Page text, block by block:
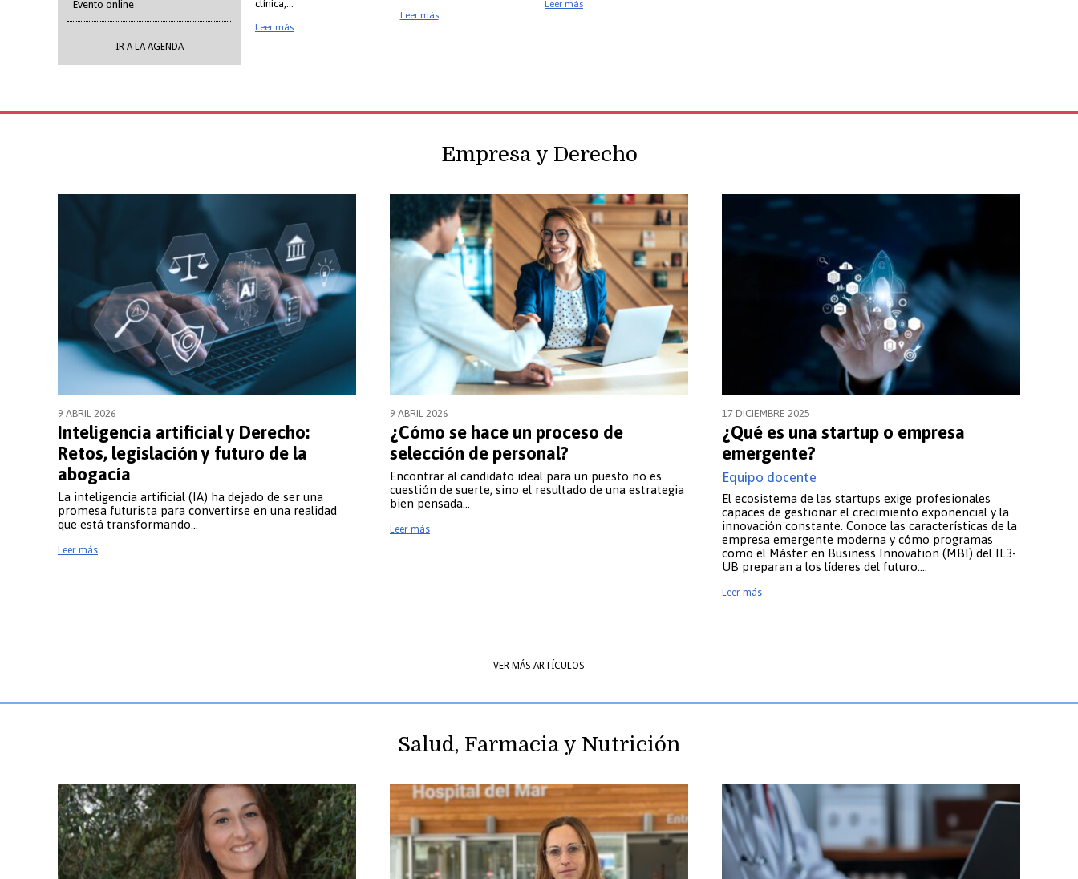
Microcredencials: el futur de l’educació i l’ocupació
Equip docent
¿Qué son las normas ISO y para qué sirven?
Evento online
IR A LA AGENDA
clínica,…
Leer más
Leer más
Leer más
Empresa y Derecho
9 ABRIL 2026
Inteligencia artificial y Derecho:
Retos, legislación y futuro de la
abogacía
La inteligencia artificial (IA) ha dejado de ser una
promesa futurista para convertirse en una realidad
que está transformando…
Leer más
9 ABRIL 2026
¿Cómo se hace un proceso de
selección de personal?
Encontrar al candidato ideal para un puesto no es
cuestión de suerte, sino el resultado de una estrategia
bien pensada…
Leer más
17 DICIEMBRE 2025
¿Qué es una startup o empresa
emergente?
Equipo docente
El ecosistema de las startups exige profesionales
capaces de gestionar el crecimiento exponencial y la
innovación constante. Conoce las características de la
empresa emergente moderna y cómo programas
como el Máster en Business Innovation (MBI) del IL3-
UB preparan a los líderes del futuro….
Leer más
VER MÁS ARTÍCULOS
Salud, Farmacia y Nutrición